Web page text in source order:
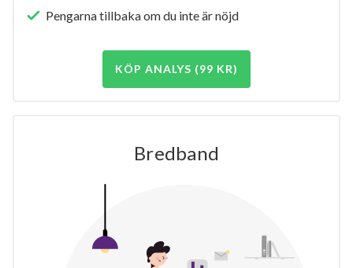
Pengarna tillbaka om du inte är nöjd
KÖP ANALYS (99 KR)
Bredband